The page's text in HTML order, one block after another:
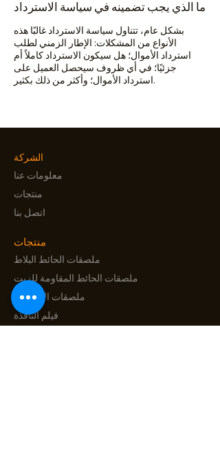
ما الذي يجب تضمينه في سياسة الاسترداد
بشكل عام، تتناول سياسة الاسترداد غالبًا هذه
الأنواع من المشكلات: الإطار الزمني لطلب
استرداد الأموال؛ هل سيكون الاسترداد كاملاً أم
جزئيًا؛ في أي ظروف سيحصل العميل على
استرداد الأموال؛ وأكثر من ذلك بكثير.
الشركة
معلومات عنا
منتجات
اتصل بنا
منتجات
ملصقات الحائط البلاط
ملصقات الحائط المقاومة للزيت
ملصقات الأرضيات
فيلم النافذة